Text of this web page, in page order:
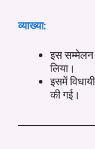
व्याख्या:
इस सम्मेलन
लिया।
इसमें
की गई।